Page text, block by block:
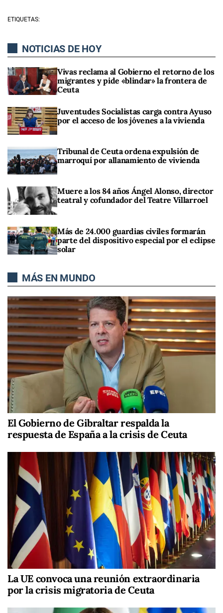
ETIQUETAS:
NOTICIAS DE HOY
Vivas reclama al Gobierno el retorno de los
migrantes y pide «blindar» la frontera de
Ceuta
Juventudes Socialistas carga contra Ayuso
por el acceso de los jóvenes a la vivienda
Tribunal de Ceuta ordena expulsión de
marroquí por allanamiento de vivienda
Muere a los 84 años Ángel Alonso, director
teatral y cofundador del Teatre Villarroel
Más de 24.000 guardias civiles formarán
parte del dispositivo especial por el eclipse
solar
MÁS EN MUNDO
El Gobierno de Gibraltar respalda la
respuesta de España a la crisis de Ceuta
La UE convoca una reunión extraordinaria
por la crisis migratoria de Ceuta